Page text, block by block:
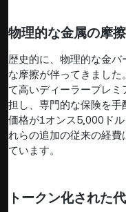
物理的な金属の摩
歴史的に、物理的な金
な摩擦が伴ってきまし
て高いディーラープレミ
担し、専門的な保険を
価格が1オンス5,000ド
れらの追加の従来の経
ています。
トークン化された